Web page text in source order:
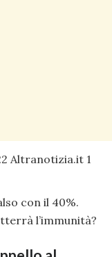
con il 40%.
l’immunità?